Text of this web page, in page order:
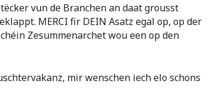
vun de Branchen an daat grousst
MERCI fir DEIN Asatz egal op, op der
Zesummenarchet wou een op den
mir wenschen iech elo schons